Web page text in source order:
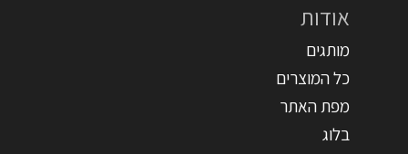
אודות
מותגים
כל המוצרים
מפת האתר
בלוג